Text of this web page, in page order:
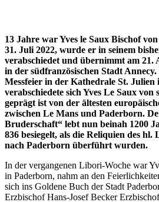
13 Jahre war Yves le Saux Bischof
31. Juli 2022, wurde er in seinem
verabschiedet und übernimmt am 21.
in der südfranzösischen Stadt
Messfeier in der Kathedrale St. Julien
verabschiedete sich Yves Le Saux von
geprägt ist von der ältesten
zwischen Le Mans und Paderborn.
Bruderschaft“ lebt nun beinah 1200
836 besiegelt, als die Reliquien des
nach Paderborn überführt wurden.
In der vergangenen Libori-Woche war
in Paderborn, nahm an den
sich ins Goldene Buch der Stadt
Erzbischof Hans-Josef Becker